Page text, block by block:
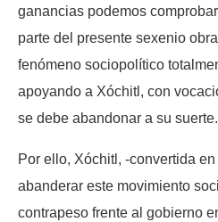
ganancias podemos
parte del presente sexenio
fenómeno sociopolítico
apoyando a Xóchitl, con
se debe abandonar a su suerte.
Por ello, Xóchitl, -convertida
abanderar este movimiento
contrapeso frente al gobierno